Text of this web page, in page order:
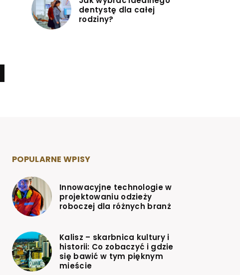
dentystę dla całej
rodziny?
POPULARNE WPISY
Innowacyjne technologie w
projektowaniu odzieży
roboczej dla różnych branż
Kalisz – skarbnica kultury i
historii: Co zobaczyć i gdzie
się bawić w tym pięknym
mieście